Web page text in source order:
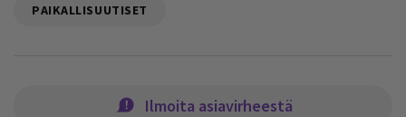
PAIKALLISUUTISET
Ilmoita asiavirheestä